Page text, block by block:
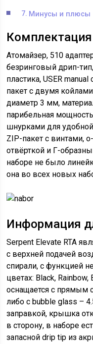
Минусы и плюсы
Комплектация
Атомайзер, 510
безринговый дрип-
пластика, USER
пакет с двумя
диаметр 3 мм,
парибельная
шнурками для
ZIP-пакет с винтами,
отвёрткой и Г-
наборе не было
она во всех новых
Информация
Serpent Elevate RTA
с верхней подачей
спирали, с функцией
цветах: Black, Rainbow,
оснащается с прямым
либо с bubble glass –
заправкой, крышка
в сторону, в наборе
запасной drip tip из